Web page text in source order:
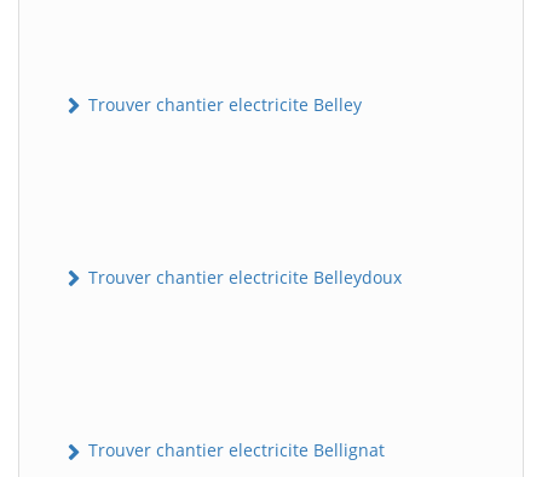
Trouver chantier electricite Belley
Trouver chantier electricite Belleydoux
Trouver chantier electricite Bellignat